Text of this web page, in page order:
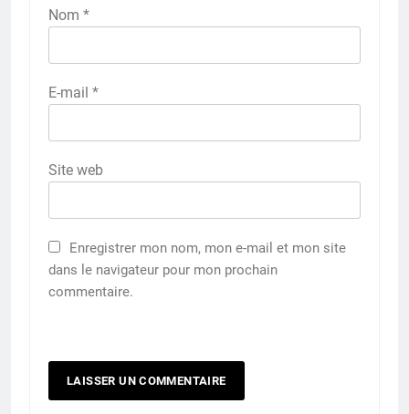
Nom *
E-mail *
Site web
Enregistrer mon nom, mon e-mail et mon site
dans le navigateur pour mon prochain
commentaire.